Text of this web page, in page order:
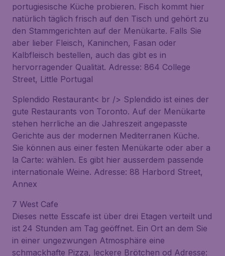
portugiesische Küche probieren. Fisch kommt hier
natürlich täglich frisch auf den Tisch und gehört zu
den Stammgerichten auf der Menükarte. Falls Sie
aber lieber Fleisch, Kaninchen, Fasan oder
Kalbfleisch bestellen, auch das gibt es in
hervorragender Qualität. Adresse: 864 College
Street, Little Portugal
Splendido Restaurant< br /> Splendido ist eines der
gute Restaurants von Toronto. Auf der Menükarte
stehen herrliche an die Jahreszeit angepasste
Gerichte aus der modernen Mediterranen Küche.
Sie können aus einer festen Menükarte oder aber a
la Carte: wählen. Es gibt hier ausserdem passende
internationale Weine. Adresse: 88 Harbord Street,
Annex
7 West Cafe
Dieses nette Esscafe ist über drei Etagen verteilt und
ist 24 Stunden am Tag geöffnet. Ein Ort an dem Sie
in einer ungezwungen Atmosphäre eine
schmackhafte Pizza, leckere Brötchen od Adresse: